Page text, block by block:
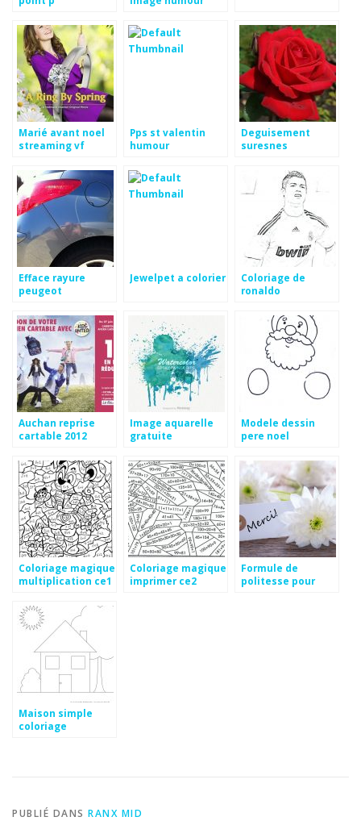
Marié avant noel
streaming vf
Pps st valentin
humour
Deguisement
suresnes
Efface rayure
peugeot
Jewelpet a colorier
Coloriage de
ronaldo
Auchan reprise
cartable 2012
Image aquarelle
gratuite
Modele dessin
pere noel
Coloriage magique
multiplication ce1
Coloriage magique
imprimer ce2
Formule de
politesse pour
Maison simple
coloriage
PUBLIÉ DANS RANX MID